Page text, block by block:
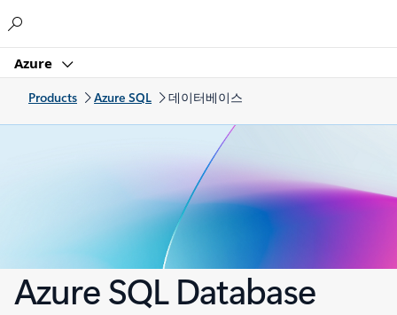
Azure
Products Azure SQL 데이터베이스
Azure SQL Database